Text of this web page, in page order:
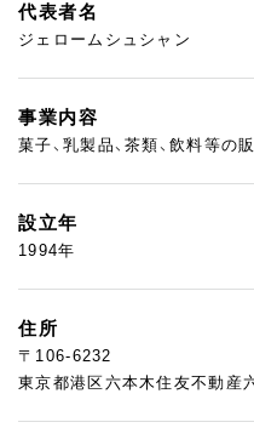
代表者名
ジェロームシュシャン
事業内容
菓子、乳製品、茶類、飲料等の
設立年
1994年
住所
〒106-6232
東京都港区六本木住友不動産